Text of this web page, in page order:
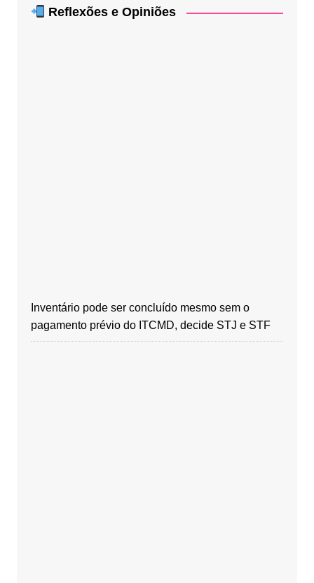
Reflexões e Opiniões
Inventário pode ser concluído mesmo sem o
pagamento prévio do ITCMD, decide STJ e STF